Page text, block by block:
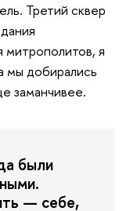
Третий сквер
митрополитов, я
мы добирались
заманчивее.
были
— себе,